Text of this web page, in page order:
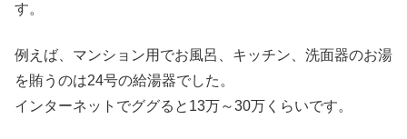
す。
例えば、マンション用でお風呂、キッチン、洗面器のお湯
を賄うのは24号の給湯器でした。
インターネットでググると13万～30万くらいです。